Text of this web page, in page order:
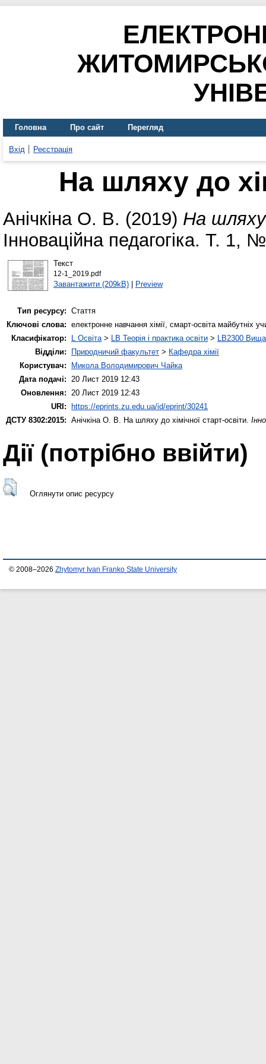
Головна Про сайт Перегляд
Вхід Реєстрація
На шляху до
Анічкіна О. В. (2019) На шляху
Інноваційна педагогіка. Т.
Текст
12-1_2019.pdf
Завантажити (209kB)| Preview
Тип ресурсу: Стаття
Ключові слова: електронне навчання хімії, смарт-освіта майбутніх
Класифікатор:
L Освіта> LB Теорія і практика освіти > LB2300 Вища
Відділи:
Природничий факультет > Кафедра хімії
Користувач:
Микола Володимирович Чайка
Дата подачі: 20 Лист 2019 12:43
Оновлення: 20 Лист 2019 12:43
URI:
https://eprints.zu.edu.ua/id/eprint/30241
ДСТУ 8302:2015: Анічкіна О. В. На шляху до хімічної старт-освіти.
Дії ​​(потрібно ввійти)
Оглянути опис ресурсу
© 2008–2026 Zhytomyr Ivan Franko State University